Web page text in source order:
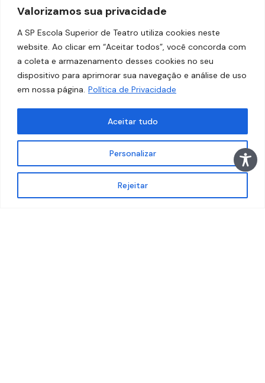
Valorizamos sua privacidade
A SP Escola Superior de Teatro utiliza cookies neste
website. Ao clicar em “Aceitar todos”, você concorda com
a coleta e armazenamento desses cookies no seu
dispositivo para aprimorar sua navegação e análise de uso
em nossa página. Política de Privacidade
Personalizar
Rejeitar
Aceitar tudo
SP Escola Superior de Teatro – Faculdade das
Artes do Palco. Todos os direitos reservados.
Estúdio Copacabana